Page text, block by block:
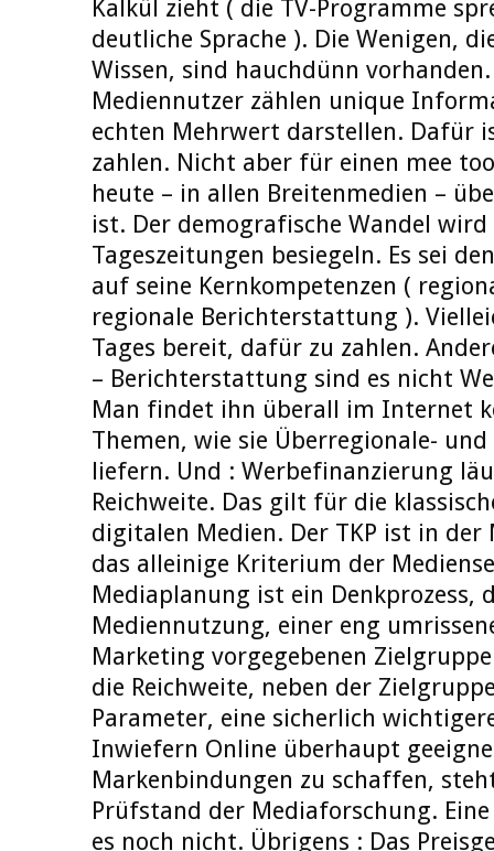
Kalkül zieht ( die TV-Programme
deutliche Sprache ). Die Wenigen,
Wissen, sind hauchdünn
Mediennutzer zählen unique
echten Mehrwert darstellen. Dafür
zahlen. Nicht aber für einen mee
heute – in allen Breitenmedien –
ist. Der demografische Wandel wird
Tageszeitungen besiegeln. Es sei
auf seine Kernkompetenzen (
regionale Berichterstattung ).
Tages bereit, dafür zu zahlen.
– Berichterstattung sind es nicht
Man findet ihn überall im Internet
Themen, wie sie Überregionale-
liefern. Und : Werbefinanzierung
Reichweite. Das gilt für die
digitalen Medien. Der TKP ist in
das alleinige Kriterium der
Mediaplanung ist ein Denkprozess,
Mediennutzung, einer eng
Marketing vorgegebenen
die Reichweite, neben der
Parameter, eine sicherlich
Inwiefern Online überhaupt
Markenbindungen zu schaffen,
Prüfstand der Mediaforschung.
es noch nicht. Übrigens : Das